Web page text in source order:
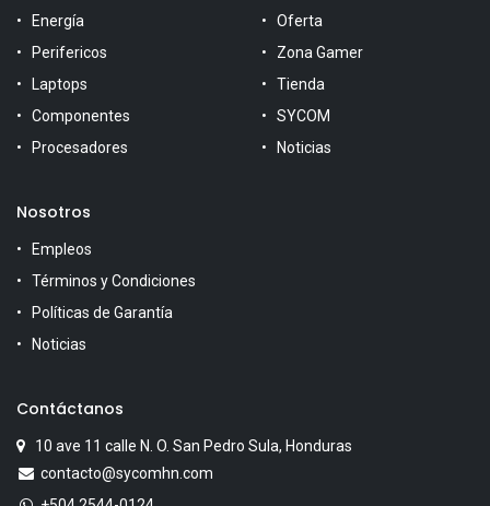
Energía
Perifericos
Laptops
Componentes
Procesadores
Oferta
Zona Gamer
Tienda
SYCOM
Noticias
Nosotros
Empleos
Términos y Condiciones
Políticas de Garantía
Noticias
Contáctanos
10 ave 11 calle N. O. San Pedro Sula, Honduras
contacto@sycomhn.com